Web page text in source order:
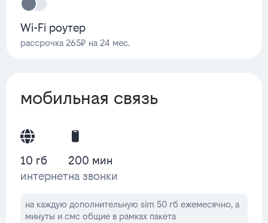
Wi-Fi роутер
рассрочка 265₽ на 24 мес.
мобильная связь
10 гб
интернет
200 мин
на звонки
на каждую дополнительную sim 50 гб ежемесячно, а
минуты и смс общие в рамках пакета